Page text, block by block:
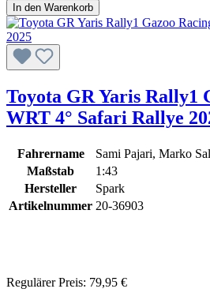
In den Warenkorb
Toyota GR Yaris Rally1
WRT 4° Safari Rallye
Fahrername
Sami Pajari, Marko
Maßstab
1:43
Hersteller
Spark
Artikelnummer 20-36903
Regulärer Preis: 79,95 €